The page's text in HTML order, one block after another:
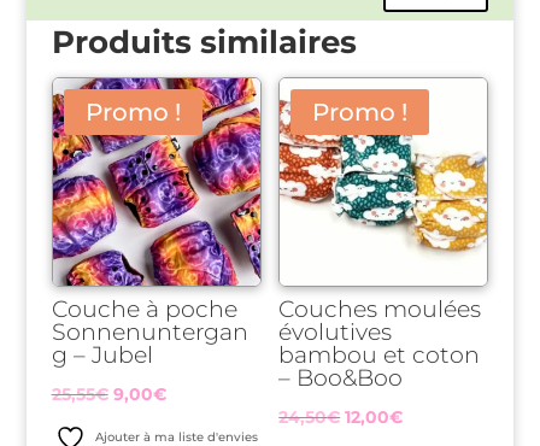
Produits similaires
Promo !
Couche à poche
Sonnenuntergan
g – Jubel
25,55€ Le
9,00€Le
Ajouter à ma liste d'envies
Promo !
Couches moulées
évolutives
bambou et coton
– Boo&Boo
24,50€ Le
12,00€Le